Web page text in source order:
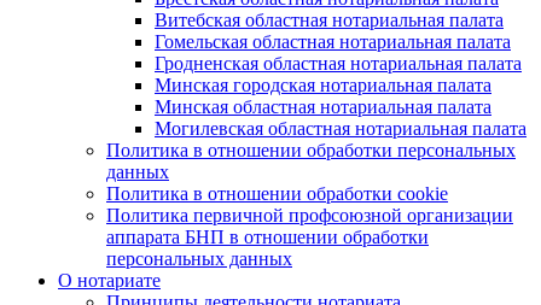
Витебская областная нотариальная палата
Гомельская областная нотариальная палата
Гродненская областная нотариальная палата
Минская городская нотариальная палата
Минская областная нотариальная палата
Могилевская областная нотариальная палата
Политика в отношении обработки персональных
данных
Политика в отношении обработки cookie
Политика первичной профсоюзной организации
аппарата БНП в отношении обработки
персональных данных
О нотариате